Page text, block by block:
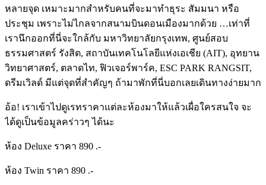
หลายจุด เหมาะมากสำหรับคนที่จะมาทำธุระ สัมมนา หรือ
ประชุม เพราะไม่ไกลจากสนามบินดอนเมืองมากด้วย …เท่าที่
เรานึกออกที่นี่จะใกล้กับ มหาวิทยาลัยกรุงเทพ, ศูนย์สอบ
ธรรมศาสตร์ รังสิต, สถาบันเทคโนโลยีแห่งเอเชีย (AIT), อุทยาน
วิทยาศาสตร์, ตลาดไท, ฟิวเจอร์พาร์ค, ESC PARK RANGSIT,
ดรีมเวิลด์ มีแต่จุดที่สำคัญๆ ถ้ามาพักที่นี่บอกเลยเดินทางง่ายมาก
อ้อ! เราเข้าไปดูเรทราคาแต่ละห้องมาให้แล้วเผื่อใครสนใจ จะ
ได้ดูเป็นข้อมูลคร่าวๆ ได้นะ
ห้อง Deluxe ราคา 890 .-
ห้อง Twin ราคา 890 .-